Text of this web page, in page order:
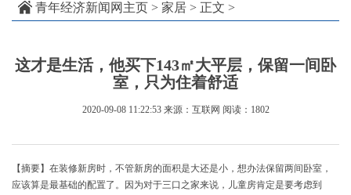
青年经济新闻网主页 > 家居 > 正文 >
这才是生活，他买下143㎡大平层，保留一间卧
室，只为住着舒适
2020-09-08 11:22:53 来源：互联网 阅读：1802
【摘要】在装修新房时，不管新房的面积是大还是小，想办法保留两间卧室，
应该算是最基础的配置了。因为对于三口之家来说，儿童房肯定是要考虑到